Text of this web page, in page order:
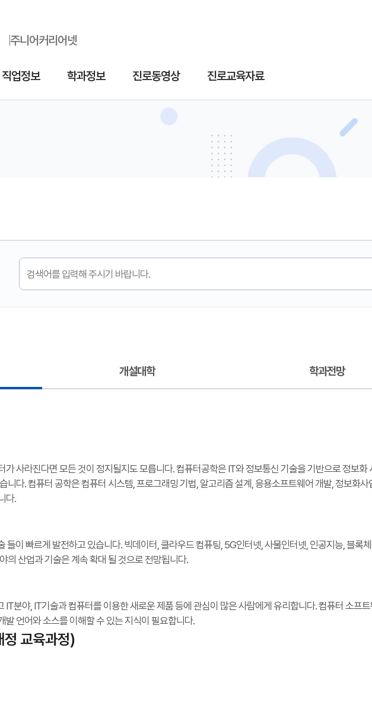
주니어커리어넷
직업정보 학과정보 진로동영상 진로교육자료
개설대학 학과전망
가 사라진다면 모든 것이 정지될지도 모릅니다. 컴퓨터공학은 IT와 정보통신 기술을 기반으로 정보화
니다. 컴퓨터 공학은 컴퓨터 시스템, 프로그래밍 기법, 알고리즘 설계, 응용소프트웨어 개발, 정보화
다.
들이 빠르게 발전하고 있습니다. 빅데이터, 클라우드 컴퓨팅, 5G인터넷, 사물인터넷, 인공지능, 블록
의 산업과 기술은 계속 확대 될 것으로 전망됩니다.
IT분야, IT기술과 컴퓨터를 이용한 새로운 제품 등에 관심이 많은 사람에게 유리합니다. 컴퓨터 소프
발 언어와 소스를 이해할 수 있는 지식이 필요합니다.
교육과정)